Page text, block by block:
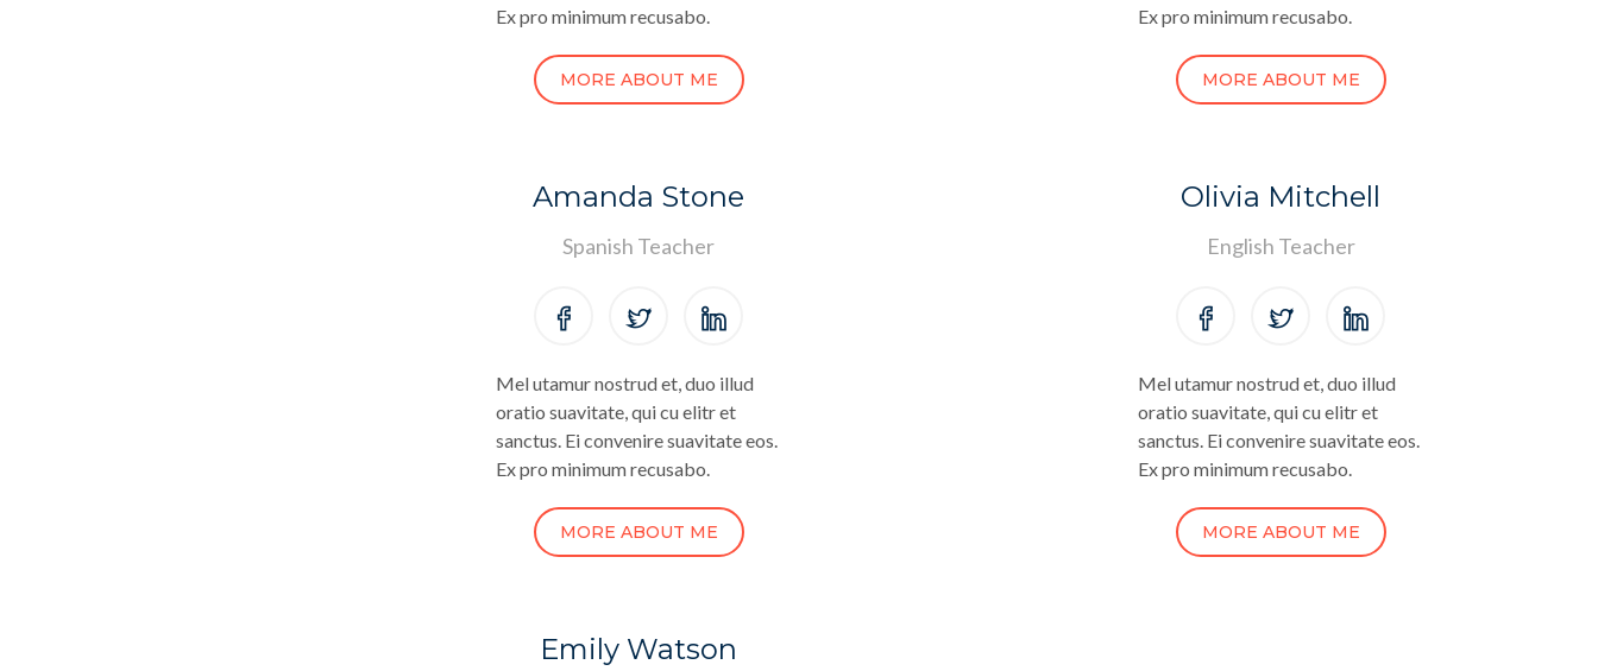
Ex pro minimum recusabo.
MORE ABOUT ME
Ex pro minimum recusabo.
MORE ABOUT ME
Amanda Stone
Spanish Teacher
Mel utamur nostrud et, duo illud
oratio suavitate, qui cu elitr et
sanctus. Ei convenire suavitate eos.
Ex pro minimum recusabo.
MORE ABOUT ME
Olivia Mitchell
English Teacher
Mel utamur nostrud et, duo illud
oratio suavitate, qui cu elitr et
sanctus. Ei convenire suavitate eos.
Ex pro minimum recusabo.
MORE ABOUT ME
Emily Watson